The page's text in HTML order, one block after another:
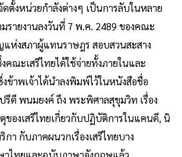
ดตั้งหน่วยกำลังต่างๆ เป็นการลับในหลาย
รายงานลงวันที่ 7 พ.ค. 2489 ของคณะ
แห่งสภาผู้แทนราษฎร สอบสวนสะสาง
คณะเสรีไทยได้ใช้จ่ายทั้งภายในและ
ข้าพเจ้าได้นำลงพิมพ์ไว้ในหนังสือชื่อ
รีดี พนมยงค์ ถึง พระพิศาลสุขุมวิท เรื่อง
ของเสรีไทยเกี่ยวกับปฏิบัติการในแคนดี, นิ
กา กับภาคผนวกเรื่องเสรีไทยบาง